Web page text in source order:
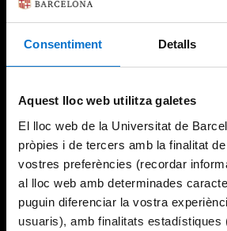
Consentiment Detalls
Aquest lloc web utilitza galetes
El lloc web de la Universitat de
pròpies i de tercers amb la finalitat
vostres preferències (recordar
al lloc web amb determinades
puguin diferenciar la vostra
usuaris), amb finalitats estadístiques